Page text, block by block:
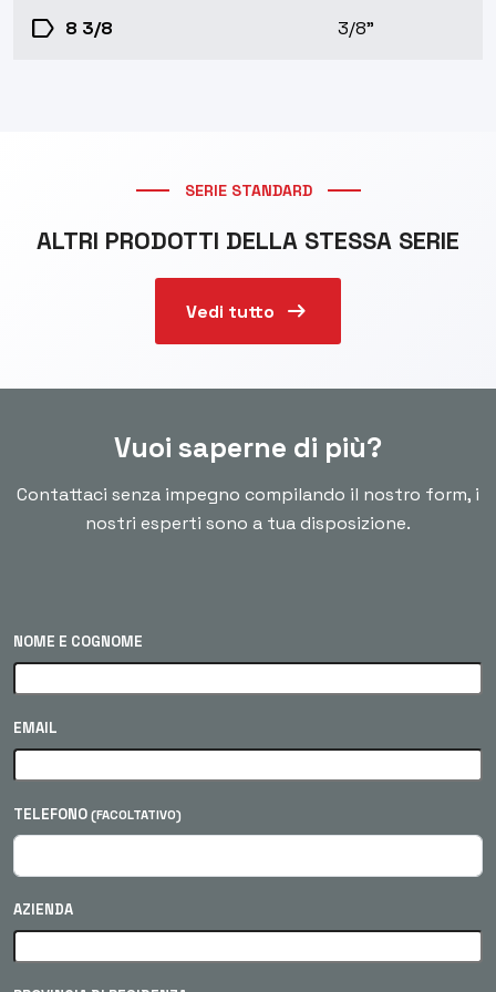
label 8 3/8 3/8"
SERIE STANDARD
ALTRI PRODOTTI DELLA STESSA SERIE
Vedi tutto arrow_right_alt
Vuoi saperne di più?
Contattaci senza impegno compilando il nostro form, i
nostri esperti sono a tua disposizione.
NOME E COGNOME
EMAIL
TELEFONO (FACOLTATIVO)
AZIENDA